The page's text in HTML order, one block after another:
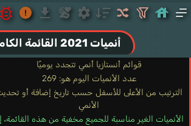
أنميات 2021 القائمة الكاملة
قوائم أنستازيا أنمي تتجدد يوميًا
عدد الأنميات اليوم هو: 269
الترتيب من الأعلى للأسفل حسب تاريخ إضافة أو
الأنمي
الأنميات الغير مناسبة للجميع مخفية من هذه القائمة،